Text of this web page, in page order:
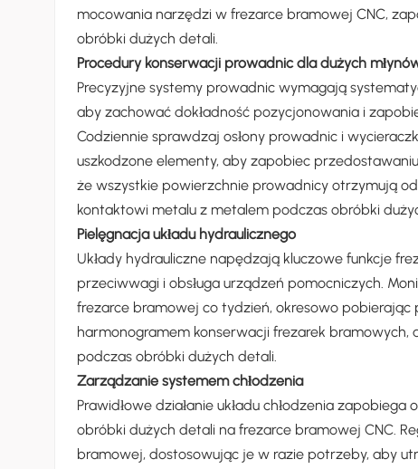
mocowania narzędzi w frezarce bramowej CNC,
obróbki dużych detali.
Procedury konserwacji prowadnic dla dużych
Precyzyjne systemy prowadnic wymagają
aby zachować dokładność pozycjonowania i
Codziennie sprawdzaj osłony prowadnic i
uszkodzone elementy, aby zapobiec
że ​​wszystkie powierzchnie prowadnicy otrzymują
kontaktowi metalu z metalem podczas obróbki
Pielęgnacja układu hydraulicznego
Układy hydrauliczne napędzają kluczowe funkcje
przeciwwagi i obsługa urządzeń pomocniczych.
frezarce bramowej co tydzień, okresowo pobierając
harmonogramem konserwacji frezarek
podczas obróbki dużych detali.
Zarządzanie systemem chłodzenia
Prawidłowe działanie układu chłodzenia
obróbki dużych detali na frezarce bramowej CNC.
bramowej, dostosowując je w razie potrzeby, aby